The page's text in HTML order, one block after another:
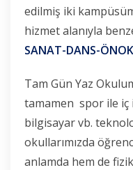
edilmiş iki
hizmet alanıyla
SANAT-DANS-
Tam Gün Yaz
tamamen spor ile iç
bilgisayar vb.
okullarımızda
anlamda hem de